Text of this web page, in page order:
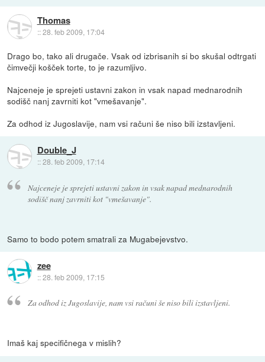
Thomas
::28. feb 2009, 17:04
Drago bo, tako ali drugače. Vsak od izbrisanih si bo skušal odtrgati
čimvečji košček torte, to je razumljivo.
Najceneje je sprejeti ustavni zakon in vsak napad mednarodnih
sodišč nanj zavrniti kot "vmešavanje".
Za odhod iz Jugoslavije, nam vsi računi še niso bili izstavljeni.
Double_J
::28. feb 2009, 17:14
Najceneje je sprejeti ustavni zakon in vsak napad mednarodnih
sodišč nanj zavrniti kot "vmešavanje".
Samo to bodo potem smatrali za Mugabejevstvo.
zee
::28. feb 2009, 17:15
Za odhod iz Jugoslavije, nam vsi računi še niso bili izstavljeni.
Imaš kaj specifičnega v mislih?